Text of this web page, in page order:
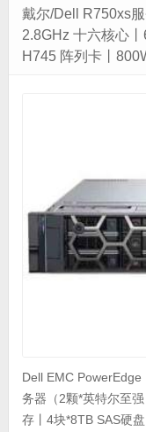
戴尔/Dell R750xs
2.8GHz 十六核心
H745 阵列卡丨
Dell EMC
务器（2颗*英特尔至
存丨4块*8TB SAS硬